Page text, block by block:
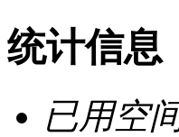
统计信息
已用空